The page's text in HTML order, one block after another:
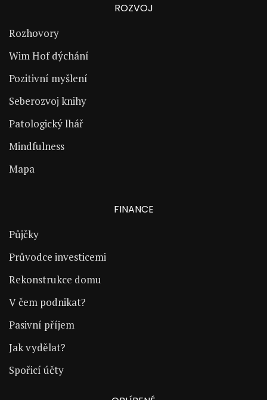
ROZVOJ
Rozhovory
Wim Hof dýchání
Pozitivní myšlení
Seberozvoj knihy
Patologický lhář
Mindfulness
Mapa
FINANCE
Půjčky
Průvodce investicemi
Rekonstrukce domu
V čem podnikat?
Pasivní příjem
Jak vydělat?
Spořicí účty